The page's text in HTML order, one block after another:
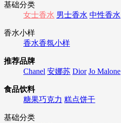
基础分类
女士香水 男士香水 中性香水
香水小样
香水香氛小样
推荐品牌
Chanel 安娜苏 Dior Jo Malone
食品饮料
糖果巧克力 糕点饼干
基础分类